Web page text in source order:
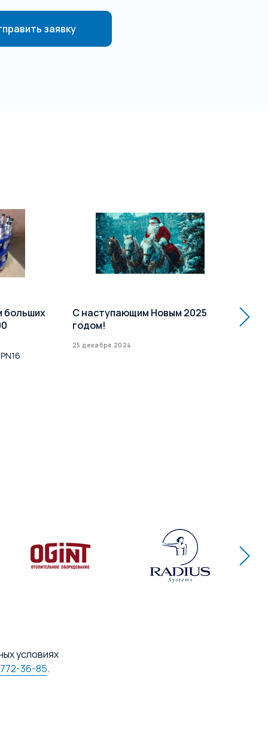
заявку
больших
С наступающим Новым 2025
годом!
25 декабря 2024
условиях
36-85.